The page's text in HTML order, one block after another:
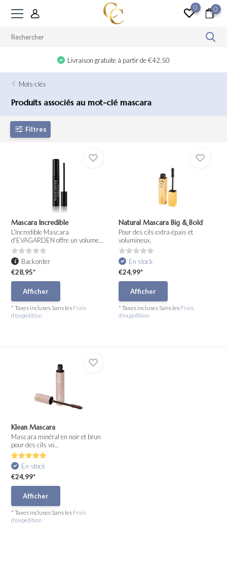
0 0
Livraison gratuite à partir de €42.50
Mots-clés
Produits associés au mot-clé mascara
Filtres
Mascara Incredible
L’Incredible Mascara
d’EVAGARDEN offre un volume...
Backorder
€28,95*
Afficher
* Taxes incluses Sans les Frais
d'expédition
Natural Mascara Big & Bold
Pour des cils extra épais et
volumineux.
En stock
€24,99*
Afficher
* Taxes incluses Sans les Frais
d'expédition
Klean Mascara
Mascara minéral en noir et brun
pour des cils vo...
En stock
€24,99*
Afficher
* Taxes incluses Sans les Frais
d'expédition